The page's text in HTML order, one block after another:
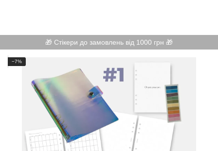
🎁 Стікери до замовлень від 1000 грн 🎁
−7%